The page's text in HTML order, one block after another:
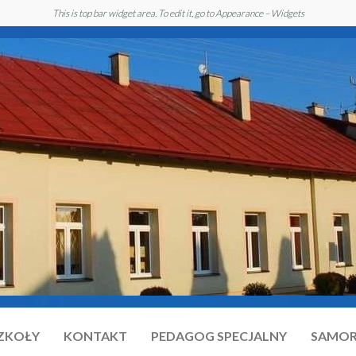
This is top bar widget area. To edit it, go to Appearance – Widgets
KONTAKT PEDAGOG SPECJALNY